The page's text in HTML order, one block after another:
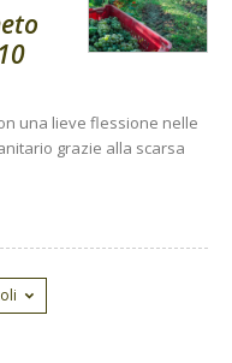
una lieve flessione nelle
grazie alla scarsa